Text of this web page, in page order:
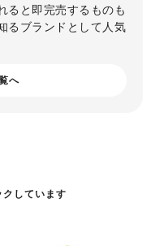
ると即完売するものも
るブランドとして人気
へ
しています